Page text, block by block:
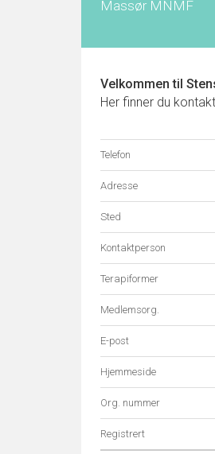
Massør MNMF
Velkommen til
Her finner du
Telefon
Adresse
Sted
Kontaktperson
Terapiformer
Medlemsorg.
E-post
Hjemmeside
Org. nummer
Registrert